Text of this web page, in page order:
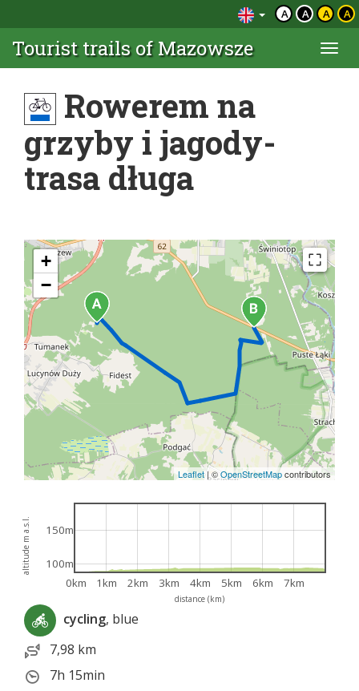
A A A A
Tourist trails of Mazowsze
Rowerem na
grzyby i jagody-
trasa długa
+
−
Leaflet| ©OpenStreetMapcontributors
distance (km)
altitude m a.s.l.
0km 1km 2km 3km 4km 5km 6km 7km
100m
150m
cycling, blue
7,98 km
7h 15min